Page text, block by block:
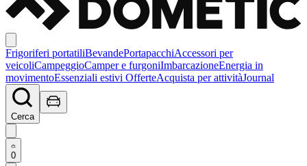
Frigoriferi portatiliBevandePortapacchiAccessori per
veicoliCampeggioCamper e furgoniImbarcazioneEnergia in
movimentoEssenziali estivi OfferteAcquista per attivitàJournal
Cerca
0